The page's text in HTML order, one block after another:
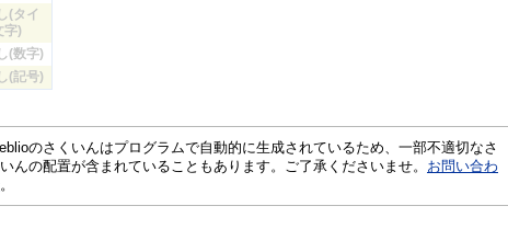
し(タイ
字)
し(数字)
し(記号)
のさくいんはプログラムで自動的に生成されているため、一部不適切なさ
いんの配置が含まれていることもあります。ご了承くださいませ。 お問い合わ
。